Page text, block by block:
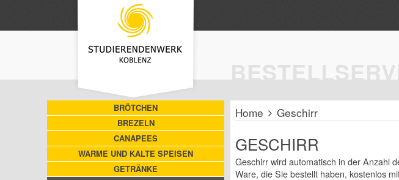
Home Geschirr
GESCHIRR
Geschirr wird automatisch in der Anzahl
Ware, die Sie bestellt haben, kostenlos
BRÖTCHEN
BREZELN
CANAPEES
WARME UND KALTE SPEISEN
GETRÄNKE